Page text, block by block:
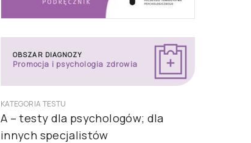
OBSZAR DIAGNOZY
Promocja i psychologia zdrowia
KATEGORIA TESTU
A – testy dla psychologów; dla
innych specjalistów